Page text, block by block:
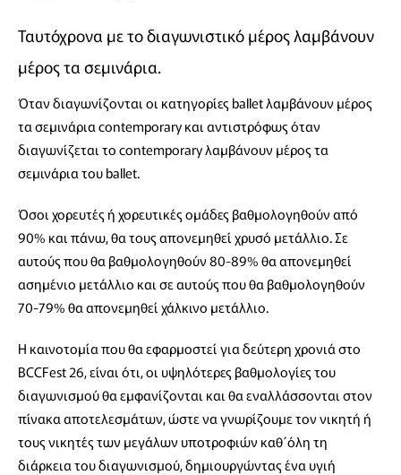
Ταυτόχρονα με το διαγωνιστικό μέρος λαμβάνουν
μέρος τα σεμινάρια.
Όταν διαγωνίζονται οι κατηγορίες ballet λαμβάνουν μέρος
τα σεμινάρια contemporary και αντιστρόφως όταν
διαγωνίζεται το contemporary λαμβάνουν μέρος τα
σεμινάρια του ballet.
Όσοι χορευτές ή χορευτικές ομάδες βαθμολογηθούν από
90% και πάνω, θα τους απονεμηθεί χρυσό μετάλλιο. Σε
αυτούς που θα βαθμολογηθούν 80-89% θα απονεμηθεί
ασημένιο μετάλλιο και σε αυτούς που θα βαθμολογηθούν
70-79% θα απονεμηθεί χάλκινο μετάλλιο.
​Η καινοτομία που θα εφαρμοστεί για δεύτερη χρονιά στο
BCCFest 26, είναι ότι, οι υψηλότερες βαθμολογίες του
διαγωνισμού θα εμφανίζονται και θα εναλλάσσονται στον
πίνακα αποτελεσμάτων, ώστε να γνωρίζουμε τον νικητή ή
τους νικητές των μεγάλων υποτροφιών καθ΄όλη τη
διάρκεια του διαγωνισμού, δημιουργώντας ένα υγιή